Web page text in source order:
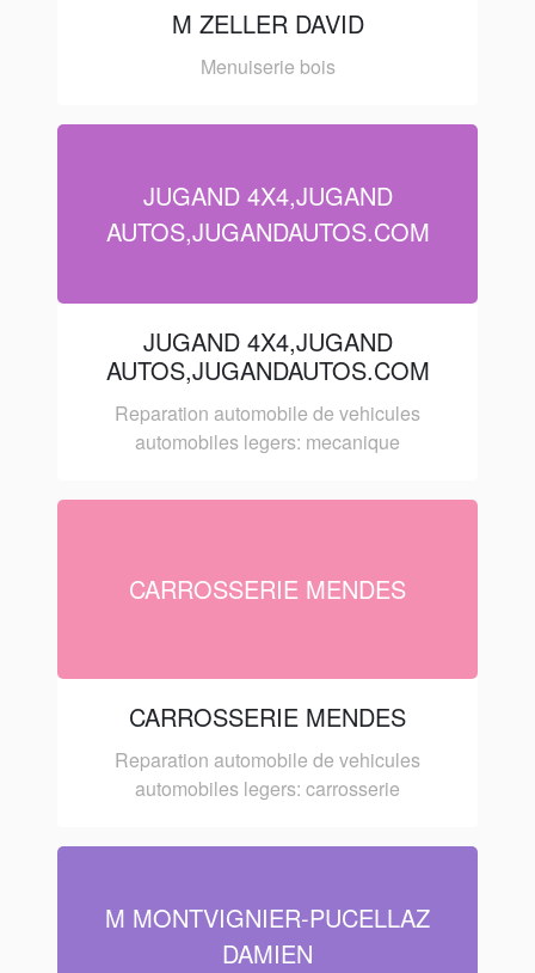
M ZELLER DAVID
Menuiserie bois
JUGAND 4X4,JUGAND
AUTOS,JUGANDAUTOS.COM
JUGAND 4X4,JUGAND
AUTOS,JUGANDAUTOS.COM
Reparation automobile de vehicules
automobiles legers: mecanique
CARROSSERIE MENDES
CARROSSERIE MENDES
Reparation automobile de vehicules
automobiles legers: carrosserie
M MONTVIGNIER-PUCELLAZ
DAMIEN